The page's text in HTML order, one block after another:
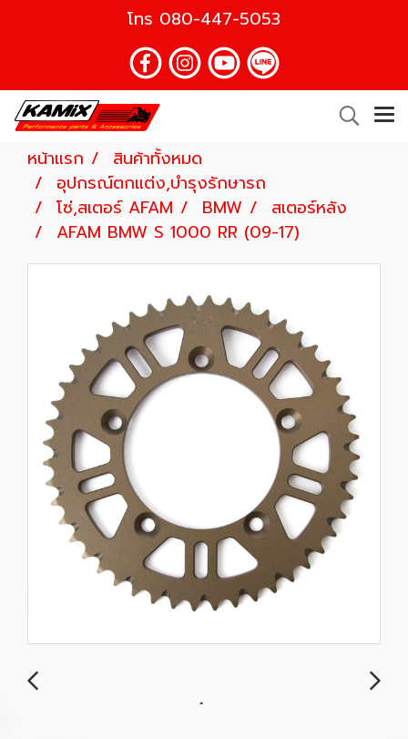
โทร 080-447-5053
หน้าแรก
สินค้าทั้งหมด
อุปกรณ์ตกแต่ง,บำรุงรักษารถ
โซ่,สเตอร์ AFAM
BMW
สเตอร์หลัง
AFAM BMW S 1000 RR (09-17)